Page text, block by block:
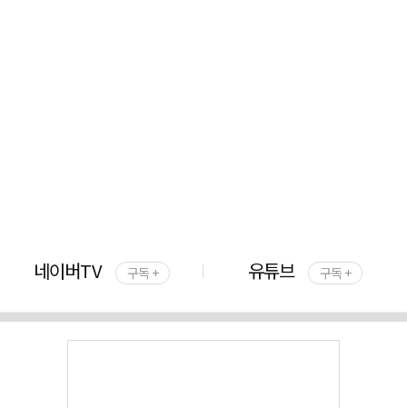
네이버TV 구독 + 유튜브 구독 +